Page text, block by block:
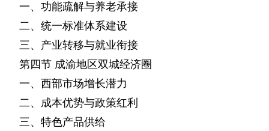
一、功能疏解与养老承接
二、统一标准体系建设
三、产业转移与就业衔接
第四节 成渝地区双城经济圈
一、西部市场增长潜力
二、成本优势与政策红利
三、特色产品供给